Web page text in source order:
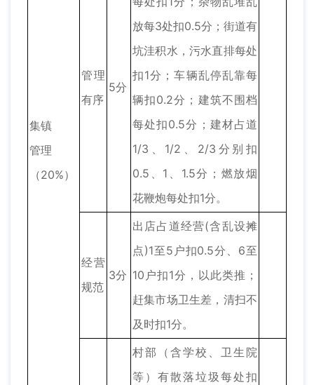
集镇
管理
（20%）
管理
有序
5分
放每3处扣0.5分；街道有
坑洼积水，污水直排每处
扣1分；车辆乱停乱靠每
辆扣0.2分；建筑不围档
每处扣0.5分；建材占道
1/3、1/2、2/3分别扣
0.5、1、1.5分；燃放烟
花鞭炮每处扣1分。
经营
规范
3分
出店占道经营(含乱设摊
点)1至5户扣0.5分、6至
10户扣1分，以此类推；
赶集市场卫生差，清扫不
及时扣1分。
村部（含学校、卫生院
等）有散落垃圾每处扣